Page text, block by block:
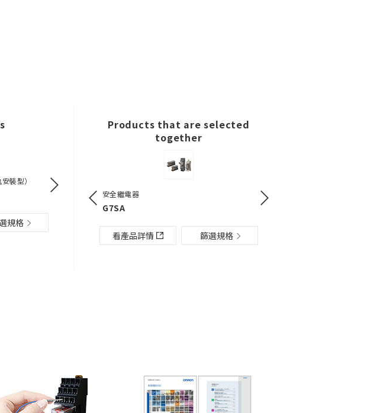
單相電流繼電器
看產品詳情 篩選規格 看產品詳情
裝型）
規格
多模式計時器
H3DT-N / -L KM-N2-FLK
Products that are selected
together
60/120/240/480W型）
篩選規格
安全繼電器
G7SA
看產品詳情 篩選規格
安全繼電器模組